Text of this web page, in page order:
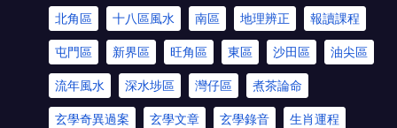
北角區 十八區風水 南區 地理辨正 報讀課程
屯門區 新界區 旺角區 東區 沙田區 油尖區
流年風水 深水埗區 灣仔區 煮茶論命
玄學奇異過案 玄學文章 玄學錄音 生肖運程